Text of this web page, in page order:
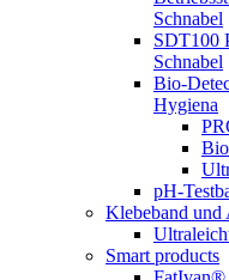
Schnabel
SDT100
Schnabel
Bio-
Hygiena
pH-
Klebeband und
Smart products